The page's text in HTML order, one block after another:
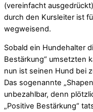
(vereinfacht
durch den Kursleiter ist
wegweisend.
Sobald ein Hundehalter
Bestärkung“ umsetzten
nun ist seinen Hund bei
Das sogenannte
unbezahlbar, denn
„Positive Bestärkung“